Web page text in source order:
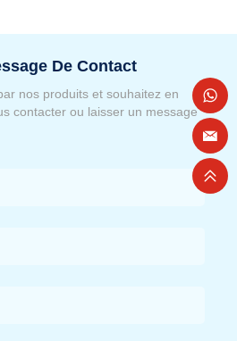
De Contact
nos produits et souhaitez en
contacter ou laisser un message